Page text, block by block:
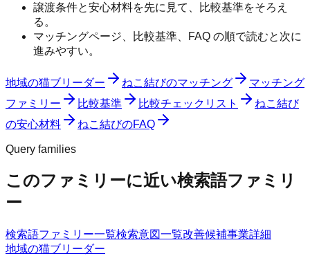
譲渡条件と安心材料を先に見て、比較基準をそろえ
る。
マッチングページ、比較基準、FAQ の順で読むと次に
進みやすい。
地域の猫ブリーダー ねこ結びのマッチング
マッチング
ファミリー
比較基準 比較チェックリスト
ねこ結び
の安心材料
ねこ結びのFAQ
Query families
このファミリーに近い検索語ファミリ
ー
検索語ファミリー一覧検索意図一覧改善候補事業詳細
地域の猫ブリーダー